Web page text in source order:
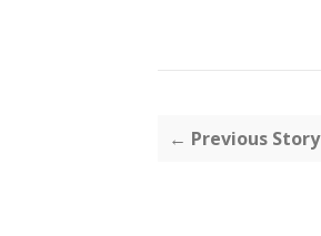
← Previous Story